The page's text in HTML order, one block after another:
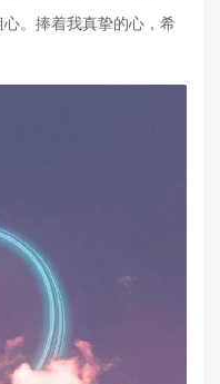
。捧着我真挚的心，希